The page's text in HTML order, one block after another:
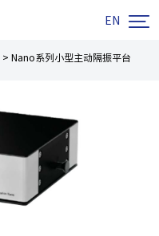
EN 
> Nano系列小型主动隔振平台